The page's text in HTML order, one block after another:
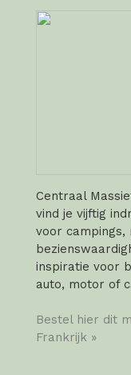
Centraal
vind je vijftig
voor campings,
inspiratie voor
auto, motor of
Bestel hier dit
Frankrijk »